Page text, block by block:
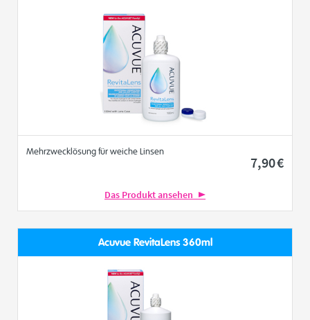
Mehrzwecklösung für weiche Linsen
7,90€
Das Produkt ansehen
Acuvue RevitaLens 360ml